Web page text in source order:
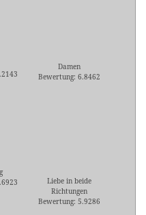
Damen
Bewertung: 6.8462
Liebe in beide
Richtungen
Bewertung: 5.9286